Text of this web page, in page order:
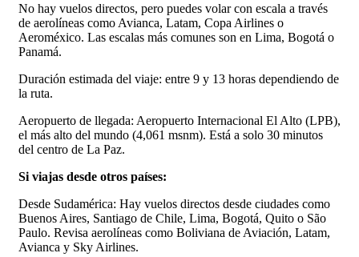
No hay vuelos directos, pero puedes volar con escala a través
de aerolíneas como Avianca, Latam, Copa Airlines o
Aeroméxico. Las escalas más comunes son en Lima, Bogotá o
Panamá.
Duración estimada del viaje: entre 9 y 13 horas dependiendo de
la ruta.
Aeropuerto de llegada: Aeropuerto Internacional El Alto (LPB),
el más alto del mundo (4,061 msnm). Está a solo 30 minutos
del centro de La Paz.
Si viajas desde otros países:
Desde Sudamérica: Hay vuelos directos desde ciudades como
Buenos Aires, Santiago de Chile, Lima, Bogotá, Quito o São
Paulo. Revisa aerolíneas como Boliviana de Aviación, Latam,
Avianca y Sky Airlines.